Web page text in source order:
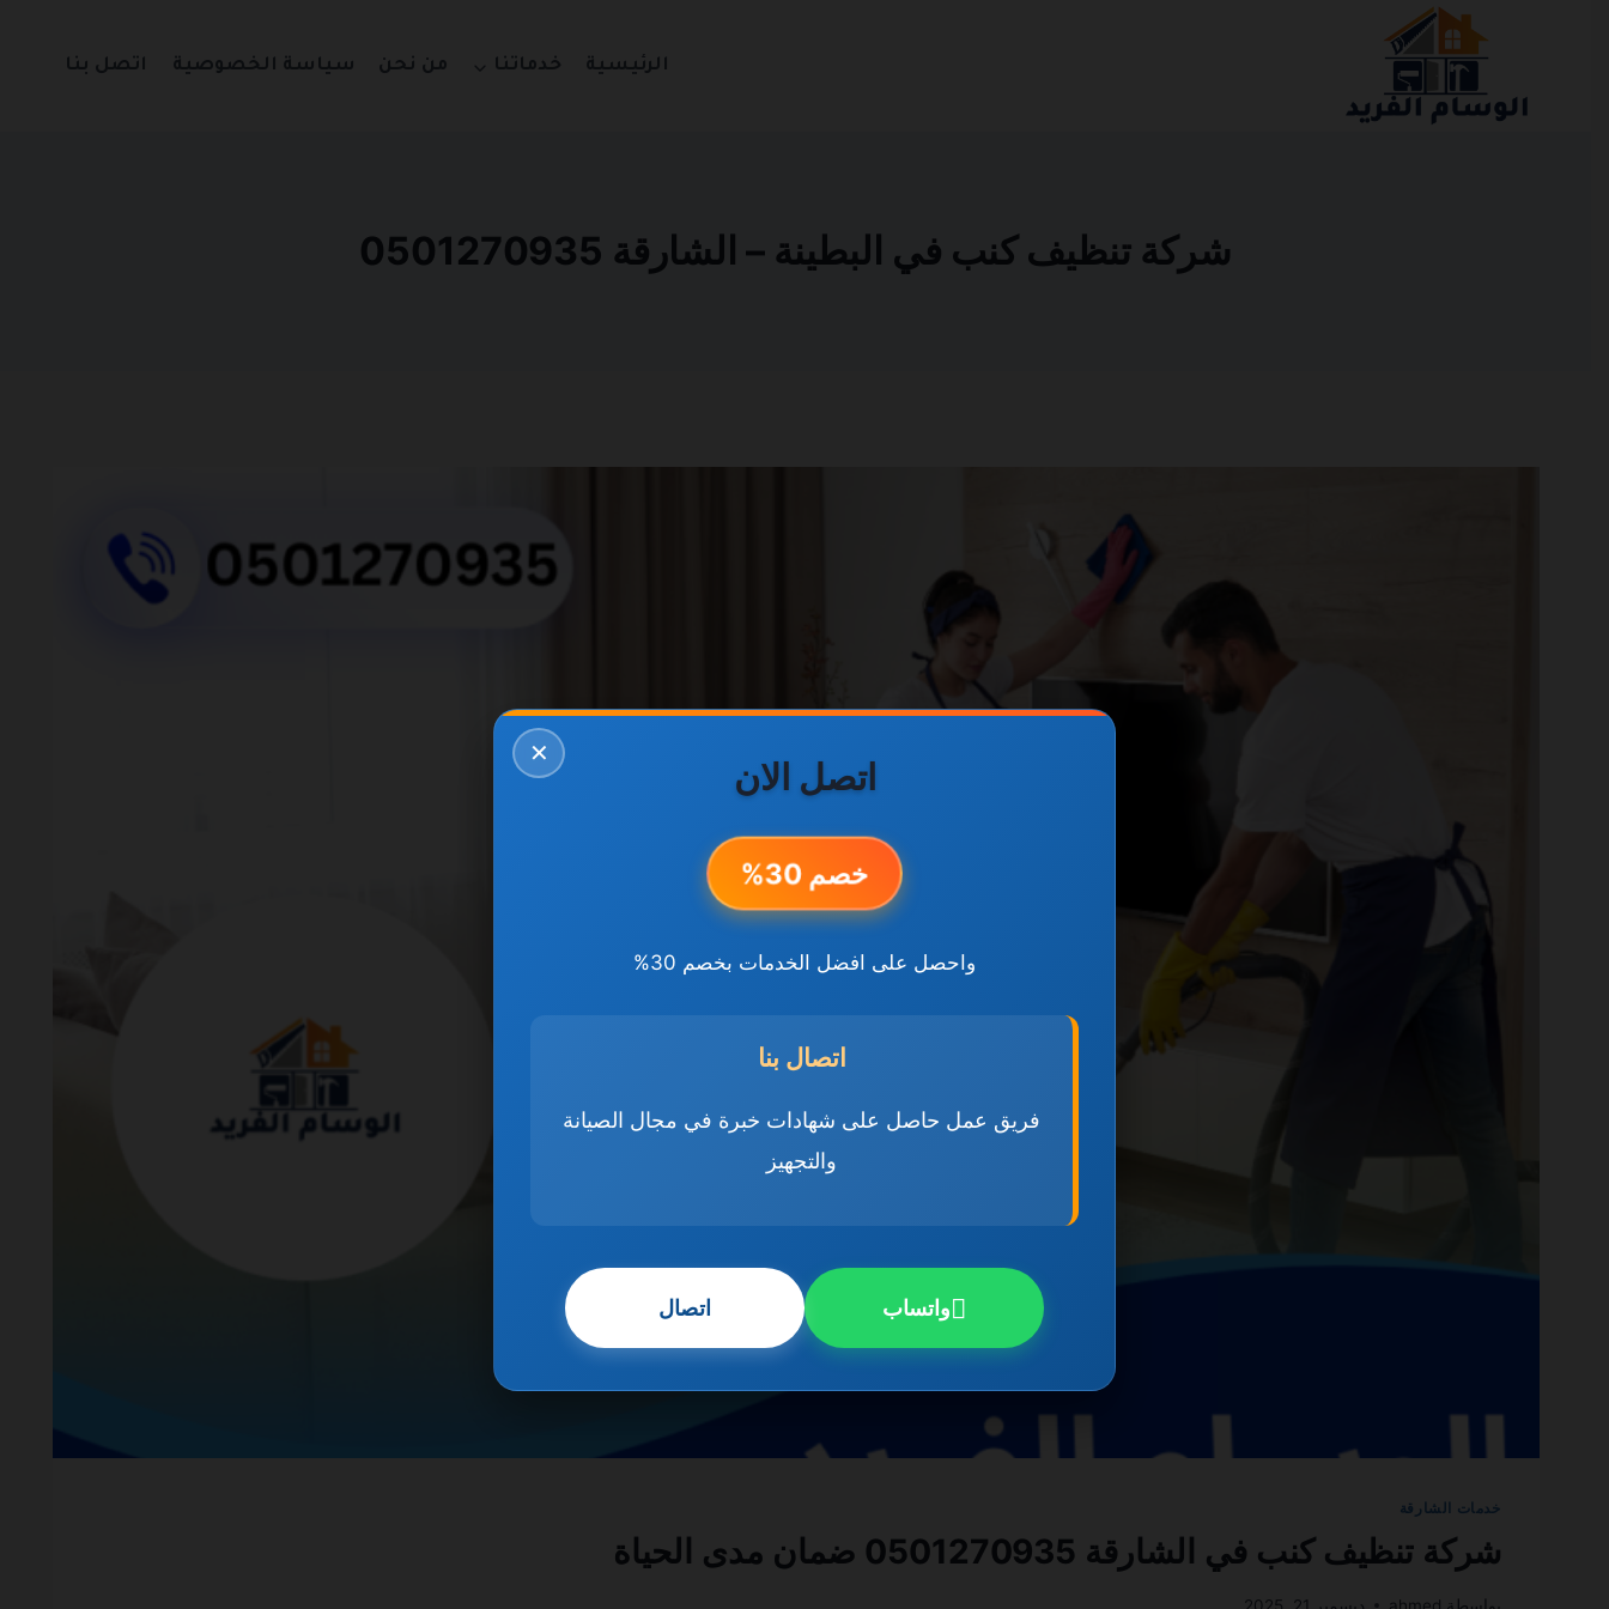
الرئيسية خدماتنا من نحن سياسة الخصوصية اتصل بنا
شركة تنظيف كنب في البطينة – الشارقة 0501270935
خدمات الشارقة
شركة تنظيف كنب في الشارقة 0501270935 ضمان مدى الحياة
✕
اتصل الان
خصم 30%
واحصل على افضل الخدمات بخصم 30%
اتصال بنا
فريق عمل حاصل على شهادات خبرة في مجال الصيانة
والتجهيز
واتساب اتصال